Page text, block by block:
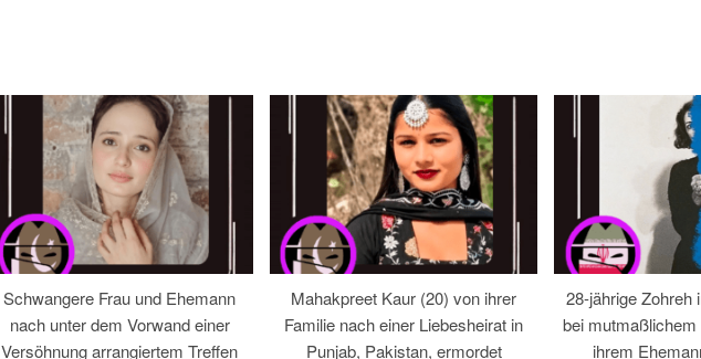
Schwangere Frau und Ehemann
nach unter dem Vorwand einer
Versöhnung arrangiertem Treffen
Mahakpreet Kaur (20) von ihrer
Familie nach einer Liebesheirat in
Punjab, Pakistan, ermordet
28-jährige Zohreh
bei
ihrem